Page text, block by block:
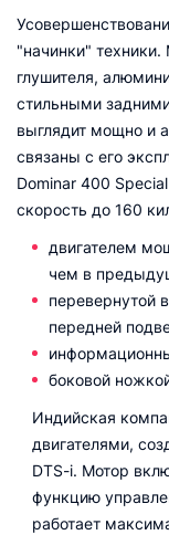
"начинки"
глушителя,
стильными
выглядит мощно и
связаны с его
Dominar 400
скорость до 160
двигателем
чем в
перевернутой
передней
боковой
Индийская
двигателями,
DTS-i. Мотор
функцию
работает